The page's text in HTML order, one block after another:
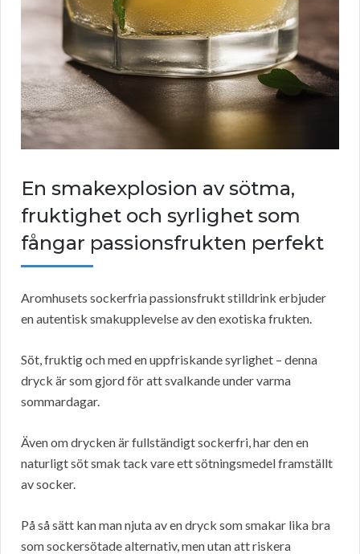
En smakexplosion av sötma,
fruktighet och syrlighet som
fångar passionsfrukten perfekt
Aromhusets sockerfria passionsfrukt stilldrink erbjuder
en autentisk smakupplevelse av den exotiska frukten.
Söt, fruktig och med en uppfriskande syrlighet – denna
dryck är som gjord för att svalkande under varma
sommardagar.
Även om drycken är fullständigt sockerfri, har den en
naturligt söt smak tack vare ett sötningsmedel framställt
av socker.
På så sätt kan man njuta av en dryck som smakar lika bra
som sockersötade alternativ, men utan att riskera